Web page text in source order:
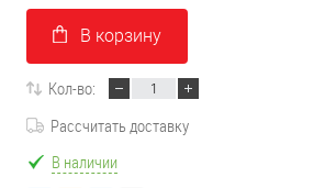
В корзину
Кол-во:
Рассчитать доставку
В наличии